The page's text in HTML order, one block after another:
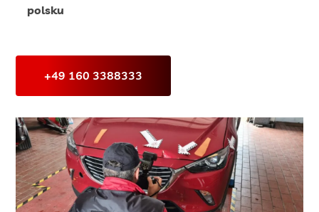
polsku
+49 160 3388333